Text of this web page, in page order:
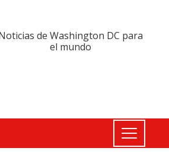
de Washington DC para
el mundo